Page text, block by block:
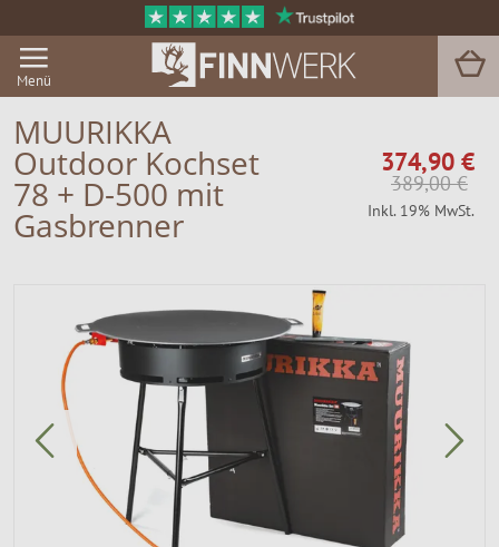
Menü
Grill & BBQ
Sauna
Zu Hause
Service
Magazin
MUURIKKA
Outdoor Kochset
78 + D-500 mit
Gasbrenner
374,90 €
389,00 €
Inkl. 19% MwSt.